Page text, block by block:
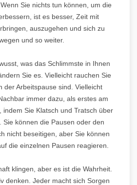
Sie nichts tun können, um die
ist es besser, Zeit mit
auszugehen und sich zu
und so weiter.
was das Schlimmste in Ihnen
Sie es. Vielleicht rauchen Sie
der Arbeitspause sind. Vielleicht
immer dazu, als erstes am
indem Sie Klatsch und Tratsch über
Sie können die Pausen oder den
nicht beseitigen, aber Sie können
die einzelnen Pausen reagieren.
klingen, aber es ist die Wahrheit.
denken. Jeder macht sich Sorgen